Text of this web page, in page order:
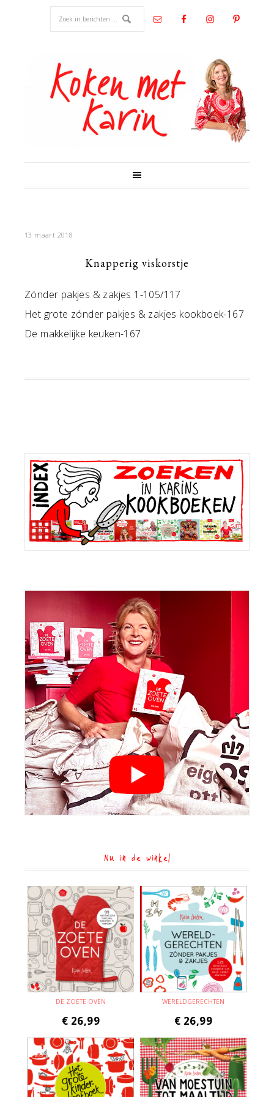
13 maart 2018
Knapperig viskorstje
Zónder pakjes & zakjes 1-105/117
Het grote zónder pakjes & zakjes kookboek-167
De makkelijke keuken-167
Primaire
Sidebar
Nu in de winkel
DE ZOETE OVEN
€ 26,99
WERELDGERECHTEN
€ 26,99